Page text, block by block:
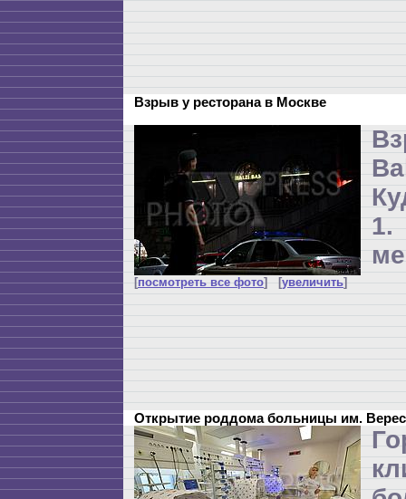
Взрыв у ресторана в Москве
[посмотреть все фото] [увеличить]
Открытие роддома больницы им.